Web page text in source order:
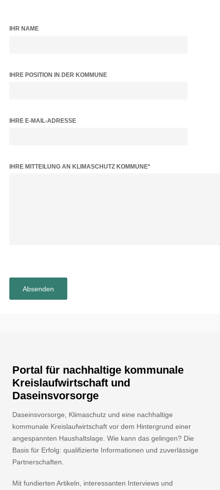
IHR NAME
IHRE POSITION IN DER KOMMUNE
IHRE E-MAIL-ADRESSE
BITTE LASSE DIESES FELD LEER.
IHRE MITTEILUNG AN KLIMASCHUTZ KOMMUNE*
Portal für nachhaltige kommunale
Kreislaufwirtschaft und
Daseinsvorsorge
Daseinsvorsorge, Klimaschutz und eine nachhaltige
kommunale Kreislaufwirtschaft vor dem Hintergrund einer
angespannten Haushaltslage. Wie kann das gelingen? Die
Basis für Erfolg: qualifizierte Informationen und zuverlässige
Partnerschaften.
Mit fundierten Artikeln, interessanten Interviews und